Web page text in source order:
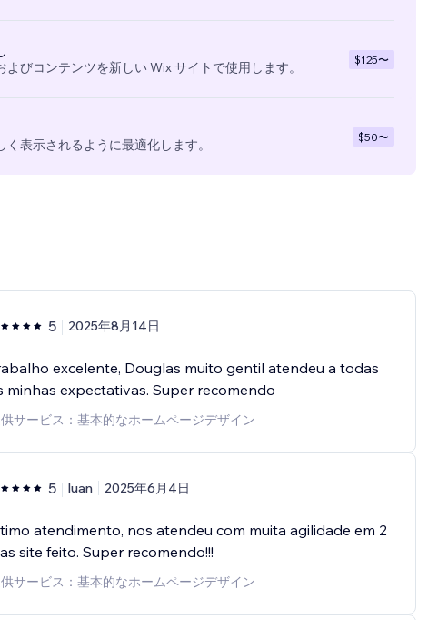
びコンテンツを新しい Wix サイトで使用します。
$125〜
表示されるように最適化します。
$50〜
5 2025年8月14日
excelente, Douglas muito gentil atendeu a todas
minhas expectativas. Super recomendo
サービス：基本的なホームページデザイン
5 luan 2025年6月4日
atendimento, nos atendeu com muita agilidade em 2
site feito. Super recomendo!!!
サービス：基本的なホームページデザイン